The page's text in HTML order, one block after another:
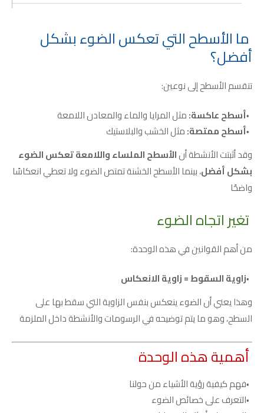
ما الأسطح التي تعكس الضوء بشكل
أفضل؟
تنقسم الأسطح إلى نوعين:
أسطح عاكسة:مثل المرايا والماء والمعادن اللامعة
أسطح ممتصة:مثل الخشب والبلاستيك
وقد أثبتت الأنشطة أنالأسطح الملساء واللامعة تعكس الضوء
بشكل أفضل، بينما الأسطح الخشنة تمتص الضوء ولا تعطي انعكاسًا
واضحًا
تغير اتجاه الضوء
من أهم القوانين في هذه الوحدة:
زاوية السقوط = زاوية الانعكاس
وهذا يعني أن الضوء ينعكس بنفس الزاوية التي سقط بها على
السطح، وهو ما يتم توضيحه في الرسومات والأنشطة داخل الملزمة
أهمية هذه الوحدة
فهم كيفية رؤية الأشياء من حولنا
التعرف على خصائص الضوء